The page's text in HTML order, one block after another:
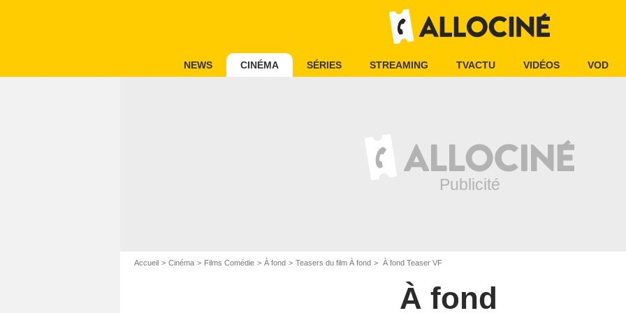
NEWS CINÉMA SÉRIES STREAMING TVACTU VIDÉOS VOD
Accueil Cinéma Films Comédie À fond Teasers du film À fond À fond Teaser VF
À fond